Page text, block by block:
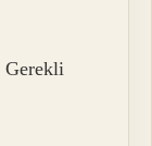
Gerekli